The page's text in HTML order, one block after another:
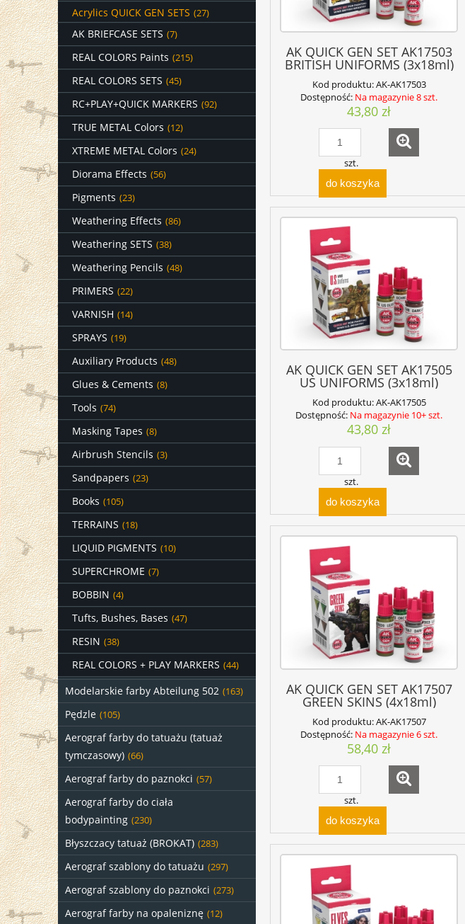
Acrylics QUICK GEN SETS (27)
AK BRIEFCASE SETS (7)
REAL COLORS Paints (215)
REAL COLORS SETS (45)
RC+PLAY+QUICK MARKERS (92)
TRUE METAL Colors (12)
XTREME METAL Colors (24)
Diorama Effects (56)
Pigments (23)
Weathering Effects (86)
Weathering SETS (38)
Weathering Pencils (48)
PRIMERS (22)
VARNISH (14)
SPRAYS (19)
Auxiliary Products (48)
Glues & Cements (8)
Tools (74)
Masking Tapes (8)
Airbrush Stencils (3)
Sandpapers (23)
Books (105)
TERRAINS (18)
LIQUID PIGMENTS (10)
SUPERCHROME (7)
BOBBIN (4)
Tufts, Bushes, Bases (47)
RESIN (38)
REAL COLORS + PLAY MARKERS (44)
Modelarskie farby Abteilung 502 (163)
Pędzle (105)
Aerograf farby do tatuażu (tatuaż
tymczasowy) (66)
Aerograf farby do paznokci (57)
Aerograf farby do ciała
bodypainting (230)
Błyszczacy tatuaż (BROKAT) (283)
Aerograf szablony do tatuażu (297)
Aerograf szablony do paznokci (273)
Aerograf farby na opaleniznę (12)
AK QUICK GEN SET AK17503
BRITISH UNIFORMS (3x18ml)
Kod produktu:AK-AK17503
Dostępność: Na magazynie 8 szt.
43,80 zł
szt.
do koszyka
AK QUICK GEN SET AK17505
US UNIFORMS (3x18ml)
Kod produktu:AK-AK17505
Dostępność: Na magazynie 10+ szt.
43,80 zł
szt.
do koszyka
AK QUICK GEN SET AK17507
GREEN SKINS (4x18ml)
Kod produktu:AK-AK17507
Dostępność: Na magazynie 6 szt.
58,40 zł
szt.
do koszyka